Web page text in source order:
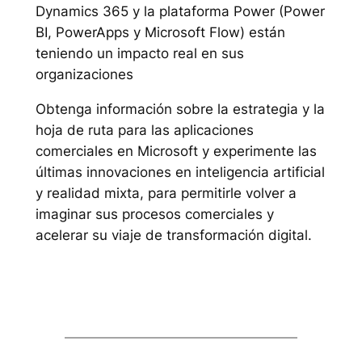
Dynamics 365 y la plataforma Power (Power
BI, PowerApps y Microsoft Flow) están
teniendo un impacto real en sus
organizaciones
Obtenga información sobre la estrategia y la
hoja de ruta para las aplicaciones
comerciales en Microsoft y experimente las
últimas innovaciones en inteligencia artificial
y realidad mixta, para permitirle volver a
imaginar sus procesos comerciales y
acelerar su viaje de transformación digital.